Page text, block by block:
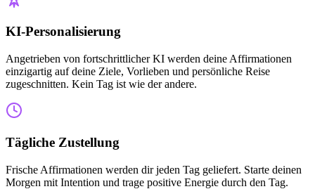
KI-Personalisierung
Angetrieben von fortschrittlicher KI werden deine Affirmationen
einzigartig auf deine Ziele, Vorlieben und persönliche Reise
zugeschnitten. Kein Tag ist wie der andere.
Tägliche Zustellung
Frische Affirmationen werden dir jeden Tag geliefert. Starte deinen
Morgen mit Intention und trage positive Energie durch den Tag.